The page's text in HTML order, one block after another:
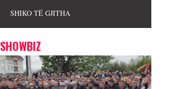
SHIKO TË GJITHA
SHOWBIZ